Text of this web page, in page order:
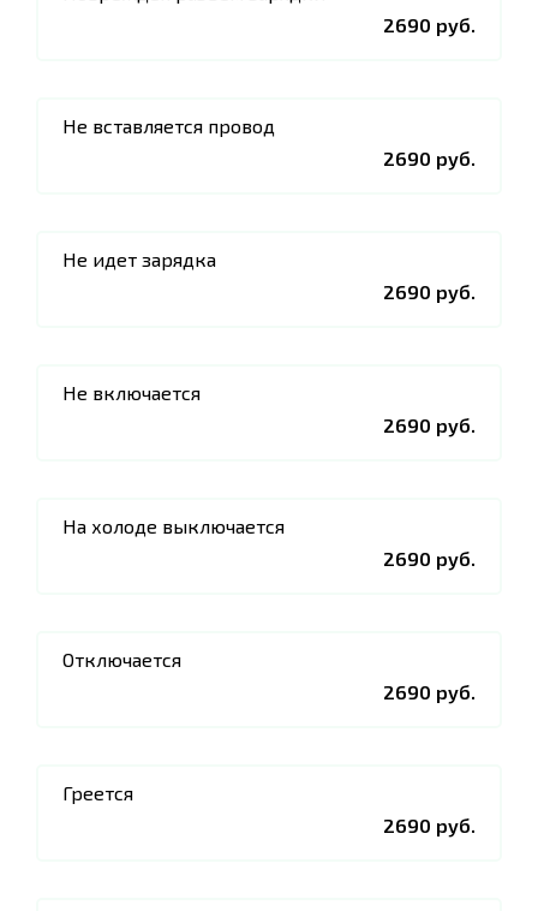
2690 руб.
Не вставляется провод
2690 руб.
Не идет зарядка
2690 руб.
Не включается
2690 руб.
На холоде выключается
2690 руб.
Отключается
2690 руб.
Греется
2690 руб.